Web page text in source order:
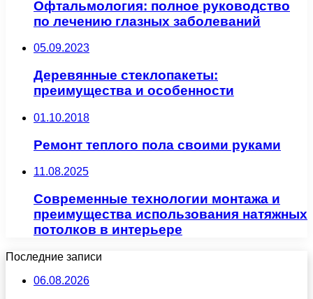
Офтальмология: полное руководство
по лечению глазных заболеваний
05.09.2023
Деревянные стеклопакеты:
преимущества и особенности
01.10.2018
Ремонт теплого пола своими руками
11.08.2025
Современные технологии монтажа и
преимущества использования натяжных
потолков в интерьере
Последние записи
06.08.2026